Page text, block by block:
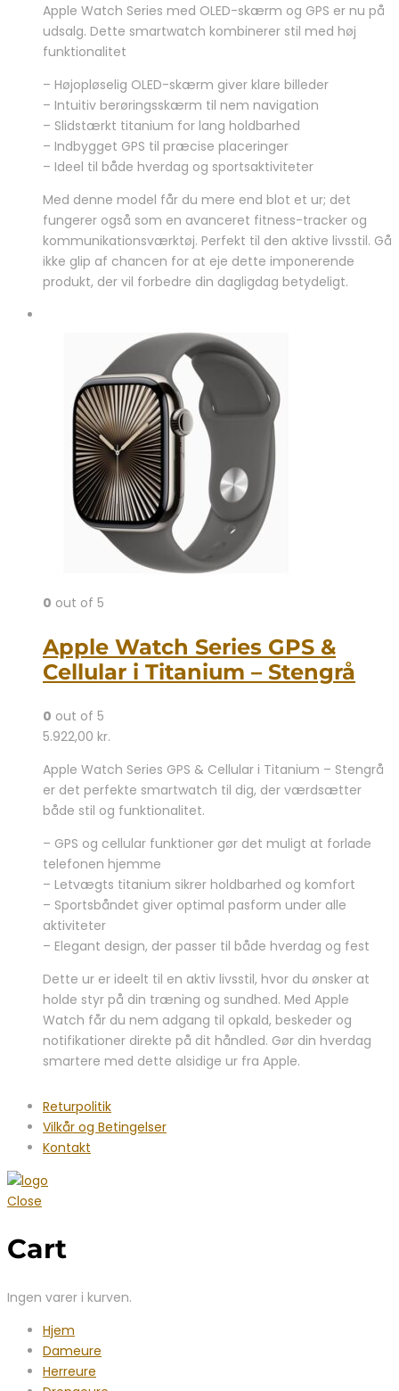
Apple Watch Series med OLED-skærm og GPS er nu på
udsalg. Dette smartwatch kombinerer stil med høj
funktionalitet
– Højopløselig OLED-skærm giver klare billeder
– Intuitiv berøringsskærm til nem navigation
– Slidstærkt titanium for lang holdbarhed
– Indbygget GPS til præcise placeringer
– Ideel til både hverdag og sportsaktiviteter
Med denne model får du mere end blot et ur; det
fungerer også som en avanceret fitness-tracker og
kommunikationsværktøj. Perfekt til den aktive livsstil. Gå
ikke glip af chancen for at eje dette imponerende
produkt, der vil forbedre din dagligdag betydeligt.
0 out of 5
Apple Watch Series GPS &
Cellular i Titanium – Stengrå
0 out of 5
5.922,00 kr.
Apple Watch Series GPS & Cellular i Titanium – Stengrå
er det perfekte smartwatch til dig, der værdsætter
både stil og funktionalitet.
– GPS og cellular funktioner gør det muligt at forlade
telefonen hjemme
– Letvægts titanium sikrer holdbarhed og komfort
– Sportsbåndet giver optimal pasform under alle
aktiviteter
– Elegant design, der passer til både hverdag og fest
Dette ur er ideelt til en aktiv livsstil, hvor du ønsker at
holde styr på din træning og sundhed. Med Apple
Watch får du nem adgang til opkald, beskeder og
notifikationer direkte på dit håndled. Gør din hverdag
smartere med dette alsidige ur fra Apple.
Returpolitik
Vilkår og Betingelser
Kontakt
Close
Cart
Ingen varer i kurven.
Hjem
Dameure
Herreure